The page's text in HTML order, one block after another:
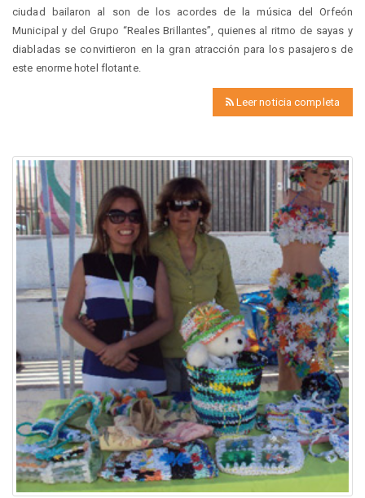
ciudad bailaron al son de los acordes de la música del Orfeón
Municipal y del Grupo “Reales Brillantes”, quienes al ritmo de sayas y
diabladas se convirtieron en la gran atracción para los pasajeros de
este enorme hotel flotante.
Leer noticia completa